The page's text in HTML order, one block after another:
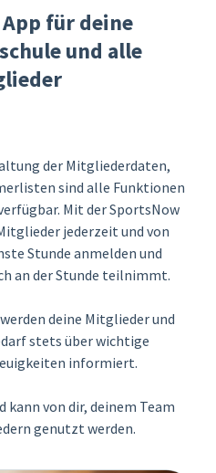
für deine
und alle
der Mitgliederdaten,
sind alle Funktionen
Mit der SportsNow
jederzeit und von
Stunde anmelden und
an der Stunde teilnimmt.
deine Mitglieder und
stets über wichtige
informiert.
kann von dir, deinem Team
genutzt werden.